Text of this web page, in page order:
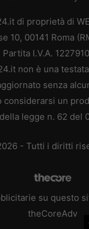
di proprietà di
10, 00141 Roma
Partita I.V.A.
non è una
senza
considerarsi un
legge n. 62 del
- Tutti i diritti
su questo
theCoreAdv